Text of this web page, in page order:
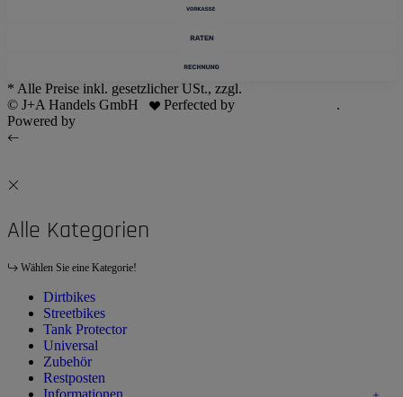
* Alle Preise inkl. gesetzlicher USt., zzgl.
© J+A Handels GmbH
Perfected by
.
Powered by
Alle Kategorien
Wählen Sie eine Kategorie!
Dirtbikes
Streetbikes
Tank Protector
Universal
Zubehör
Restposten